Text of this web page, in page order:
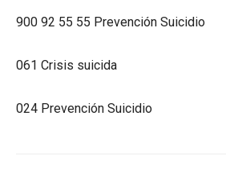
900 92 55 55 Prevención Suicidio
061 Crisis suicida
024 Prevención Suicidio